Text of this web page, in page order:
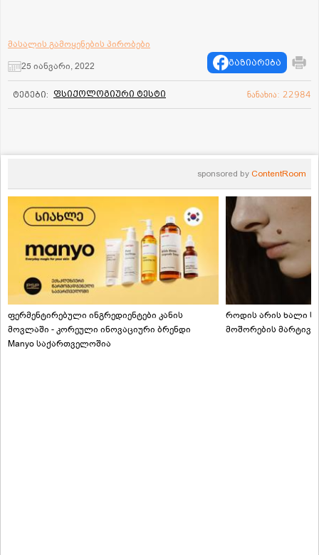
მასალის გამოყენების პირობები
25 იანვარი, 2022
გაზიარება
ტეგები: ფსიქოლოგიური ტესტი ნანახია: 22984
sponsored by ContentRoom
ფერმენტირებული ინგრედიენტები კანის
მოვლაში - კორეული ინოვაციური ბრენდი
Manyo საქართველოშია
როდის არის ხალი
მოშორების